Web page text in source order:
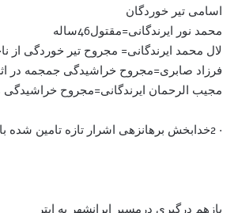
اسامی تیر خوردگان
محمد نور ایرندگانی=مقتول46ساله
لال محمد ایرندگانی= مجروح تیر خوردگی از
فرزاد صابری=مجروح خراشیدگی جمجمه در اثر
مجیب الرحمان ایرندگانی=مجروح خراشیدگی مچ
· 2خدابخش برهانزهی اشرار تازه تامین شده با هشت نفراز فامیلاش در ایرانشهر چند ساعت پیش کشته شدند
بازهم درگیری درمسیر ایرانشهر به ابتر